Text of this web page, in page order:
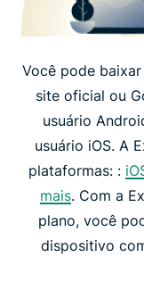
Você pode
site oficial ou
usuário
usuário iOS. A
plataformas: :
mais. Com a
plano, você
dispositivo